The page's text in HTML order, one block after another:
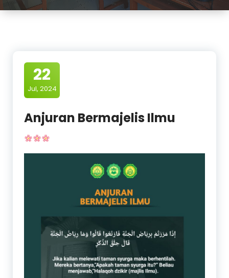
22
Jul, 2024
Anjuran Bermajelis Ilmu